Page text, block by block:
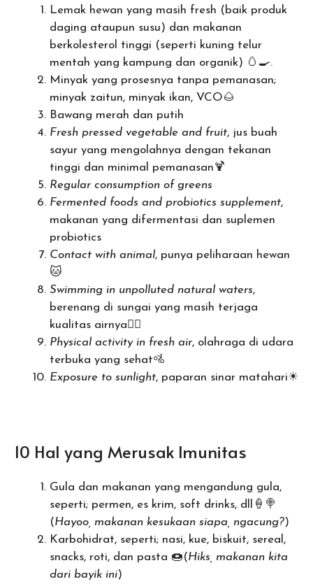
Lemak hewan yang masih fresh (baik produk
daging ataupun susu) dan makanan
berkolesterol tinggi (seperti kuning telur
mentah yang kampung dan organik) 🥚🍳.
Minyak yang prosesnya tanpa pemanasan;
minyak zaitun, minyak ikan, VCO🌰
Bawang merah dan putih
Fresh pressed vegetable and fruit, jus buah
sayur yang mengolahnya dengan tekanan
tinggi dan minimal pemanasan🍹
Regular consumption of greens
Fermented foods and probiotics supplement,
makanan yang difermentasi dan suplemen
probiotics
Contact with animal, punya peliharaan hewan
🐱
Swimming in unpolluted natural waters,
berenang di sungai yang masih terjaga
kualitas airnya🏊‍♀
Physical activity in fresh air, olahraga di udara
terbuka yang sehat🚵
Exposure to sunlight, paparan sinar matahari☀
10 Hal yang Merusak Imunitas
Gula dan makanan yang mengandung gula,
seperti; permen, es krim, soft drinks, dll🍦🍭
(Hayoo, makanan kesukaan siapa, ngacung?)
Karbohidrat, seperti; nasi, kue, biskuit, sereal,
snacks, roti, dan pasta 🍩(Hiks, makanan kita
dari bayik ini)